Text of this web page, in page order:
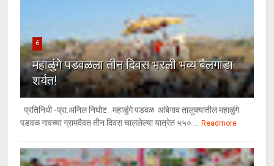
6
महाळुंगे पडवळला तीन दिवस भरली भव्य बैलगाडा
शर्यत!
प्रतिनिधी -प्रा.अनिल निघोट महाळुंगे पडवळ आंबेगाव तालुक्यातील महाळुंगे
पडवळ गावच्या ग्रामदैवत तीन दिवस चाललेल्या यात्रेत ५५० ... Readmore